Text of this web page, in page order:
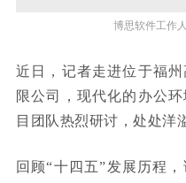
博思软件工作
近日，记者走进位于福
限公司，现代化的办公
目团队热烈研讨，处处洋
回顾“十四五”发展历程